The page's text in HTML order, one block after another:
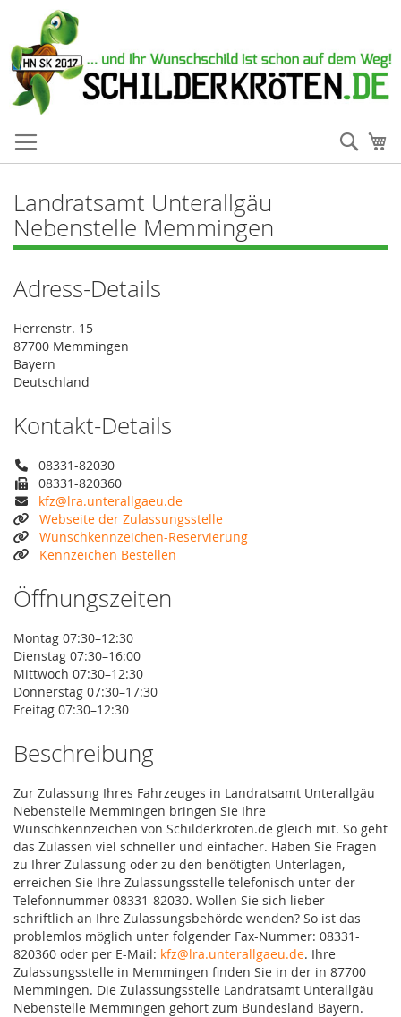
Landratsamt Unterallgäu
Nebenstelle Memmingen
Adress-Details
Herrenstr. 15
87700 Memmingen
Bayern
Deutschland
Kontakt-Details
08331-82030
08331-820360
kfz@lra.unterallgaeu.de
Webseite der Zulassungsstelle
Wunschkennzeichen-Reservierung
Kennzeichen Bestellen
Öffnungszeiten
Montag 07:30–12:30
Dienstag 07:30–16:00
Mittwoch 07:30–12:30
Donnerstag 07:30–17:30
Freitag 07:30–12:30
Beschreibung
Zur Zulassung Ihres Fahrzeuges in Landratsamt Unterallgäu
Nebenstelle Memmingen bringen Sie Ihre
Wunschkennzeichen von Schilderkröten.de gleich mit. So geht
das Zulassen viel schneller und einfacher. Haben Sie Fragen
zu Ihrer Zulassung oder zu den benötigten Unterlagen,
erreichen Sie Ihre Zulassungsstelle telefonisch unter der
Telefonnummer 08331-82030. Wollen Sie sich lieber
schriftlich an Ihre Zulassungsbehörde wenden? So ist das
problemlos möglich unter folgender Fax-Nummer: 08331-
820360 oder per E-Mail: kfz@lra.unterallgaeu.de. Ihre
Zulassungsstelle in Memmingen finden Sie in der in 87700
Memmingen. Die Zulassungsstelle Landratsamt Unterallgäu
Nebenstelle Memmingen gehört zum Bundesland Bayern.